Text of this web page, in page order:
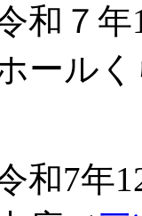
和７
ール
和7年